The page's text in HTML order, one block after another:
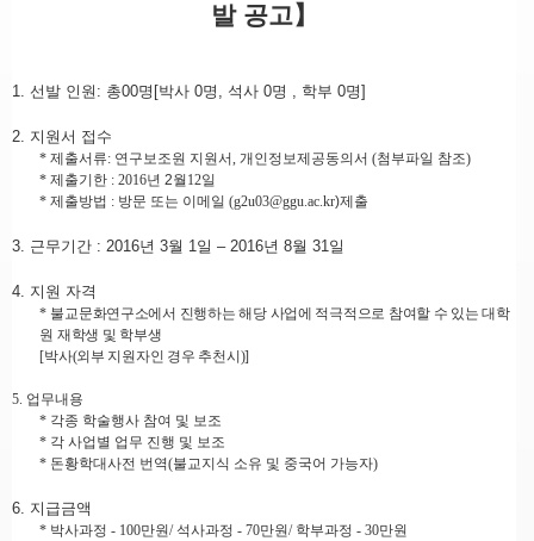
발 공고】
1. 선발 인원 : 총00명 [박사 0명 , 석사 0명 , 학부 0명]
2. 지원서 접수
*제출서류: 연구보조원 지원서,개인정보제공동의서(첨부파일 참조)
*제출기한 : 2016년 2월 12일
*제출방법 : 방문 또는 이메일(g2u03@ggu.ac.kr)제출
3. 근무기간 : 2016년 3월 1일 – 2016년 8월 31일
4. 지원 자격
* 불교문화연구소에서 진행하는 해당 사업에 적극적으로 참여할 수 있는 대학
원 재학생 및 학부생
[박사(외부 지원자인 경우 추천시 )]
5. 업무내용
* 각종 학술행사 참여 및 보조
* 각 사업별 업무 진행 및 보조
* 돈황학대사전 번역(불교지식 소유 및 중국어 가능자)
6. 지급금액
* 박사과정- 100만원/석사과정- 70만원/ 학부과정- 30만원